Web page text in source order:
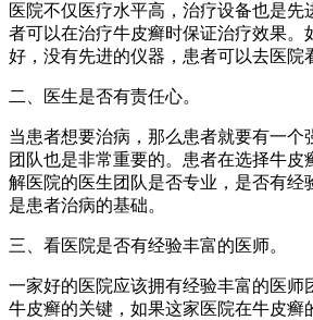
医院不仅医疗水平高，治疗设备也是先
者可以在治疗牛皮癣时保证治疗效果。
好，没有先进的仪器，患者可以去医院
二、医生是否有责任心。
当患者想要治病，那么患者就要有一个
团队也是非常重要的。患者在选择牛皮
解医院的医生团队是否专业，是否有经
是患者治病的基础。
三、看医院是否有经验丰富的医师。
一家好的医院应该拥有经验丰富的医师
牛皮癣的关键，如果这家医院在牛皮癣